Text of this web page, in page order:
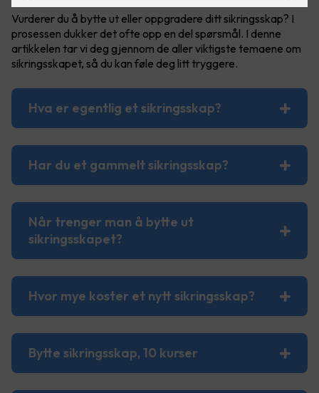
Vurderer du å bytte ut eller oppgradere ditt sikringsskap? I
prosessen dukker det ofte opp en del spørsmål. I denne
artikkelen tar vi deg gjennom de aller viktigste temaene om
sikringsskapet, så du kan føle deg litt tryggere.
Hva er egentlig et sikringsskap?
Har du et gammelt sikringsskap?
Når trenger man å bytte ut
sikringsskapet?
Hvor mye koster et nytt sikringsskap?
Bytte sikringsskap, 10 kurser